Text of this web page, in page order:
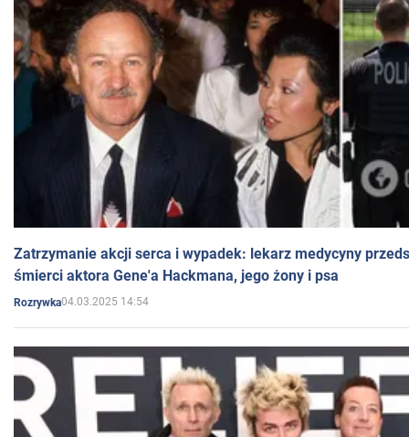
Zatrzymanie akcji serca i wypadek: lekarz medycyny
śmierci aktora Gene'a Hackmana, jego żony i psa
Rozrywka04.03.2025 14:54